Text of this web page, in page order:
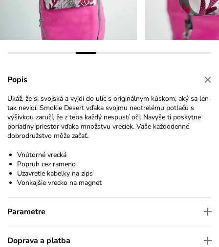
Popis
Ukáž, že si svojská a vyjdi do ulíc s originálnym kúskom, aký sa len
tak nevidí. Smokie Desert vďaka svojmu neotrelému potlaču s
výšivkou zaručí, že z teba každý nespustí oči. Navyše ti poskytne
poriadny priestor vďaka množstvu vreciek. Vaše každodenné
dobrodružstvo môže začať.
Vnútorné vrecká
Popruh cez rameno
Uzavretie kabelky na zips
Vonkajšie vrecko na magnet
Parametre
Doprava a platba